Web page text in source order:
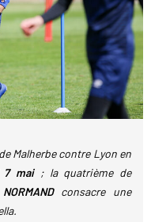
Malherbe contre Lyon en
7 mai; la quatrième de
consacre une